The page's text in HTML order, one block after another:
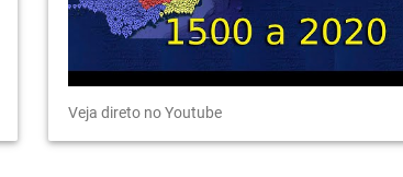
Veja direto no Youtube